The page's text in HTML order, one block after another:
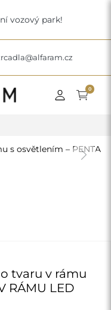
vozový park!
0
Next
tvaru v rámu
RÁMU LED